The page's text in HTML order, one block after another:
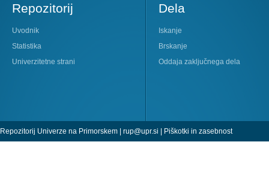
Repozitorij
Uvodnik
Statistika
Univerzitetne strani
Dela
Iskanje
Brskanje
Oddaja zaključnega dela
Repozitorij Univerze na Primorskem | rup@upr.si | Piškotki in zasebnost